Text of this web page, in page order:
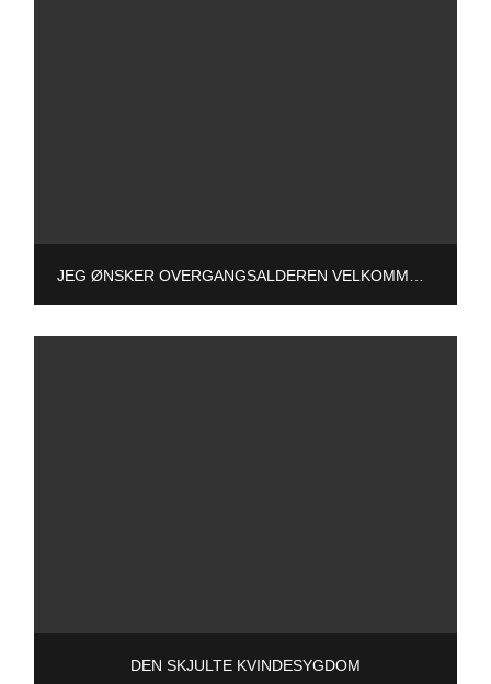
JEG ØNSKER OVERGANGSALDEREN VELKOMMEN!
DEN SKJULTE KVINDESYGDOM